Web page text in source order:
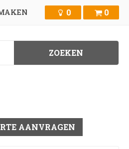
0 0
AANVRAGEN